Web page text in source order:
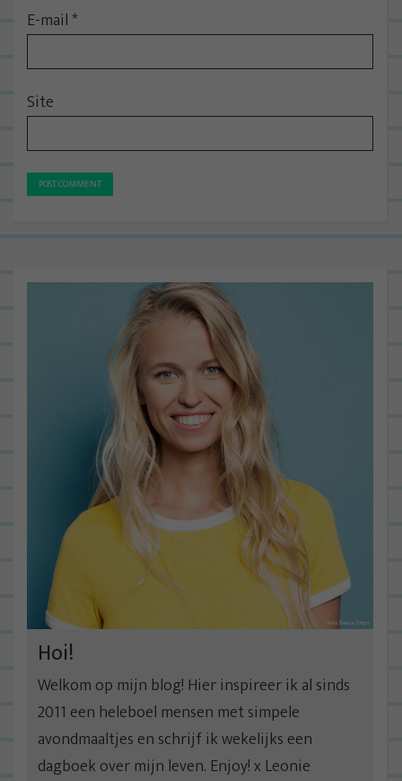
E-mail*
Site
Hoi!
Welkom op mijn blog! Hier inspireer ik al sinds
2011 een heleboel mensen met simpele
avondmaaltjes en schrijf ik wekelijks een
dagboek over mijn leven. Enjoy! x Leonie